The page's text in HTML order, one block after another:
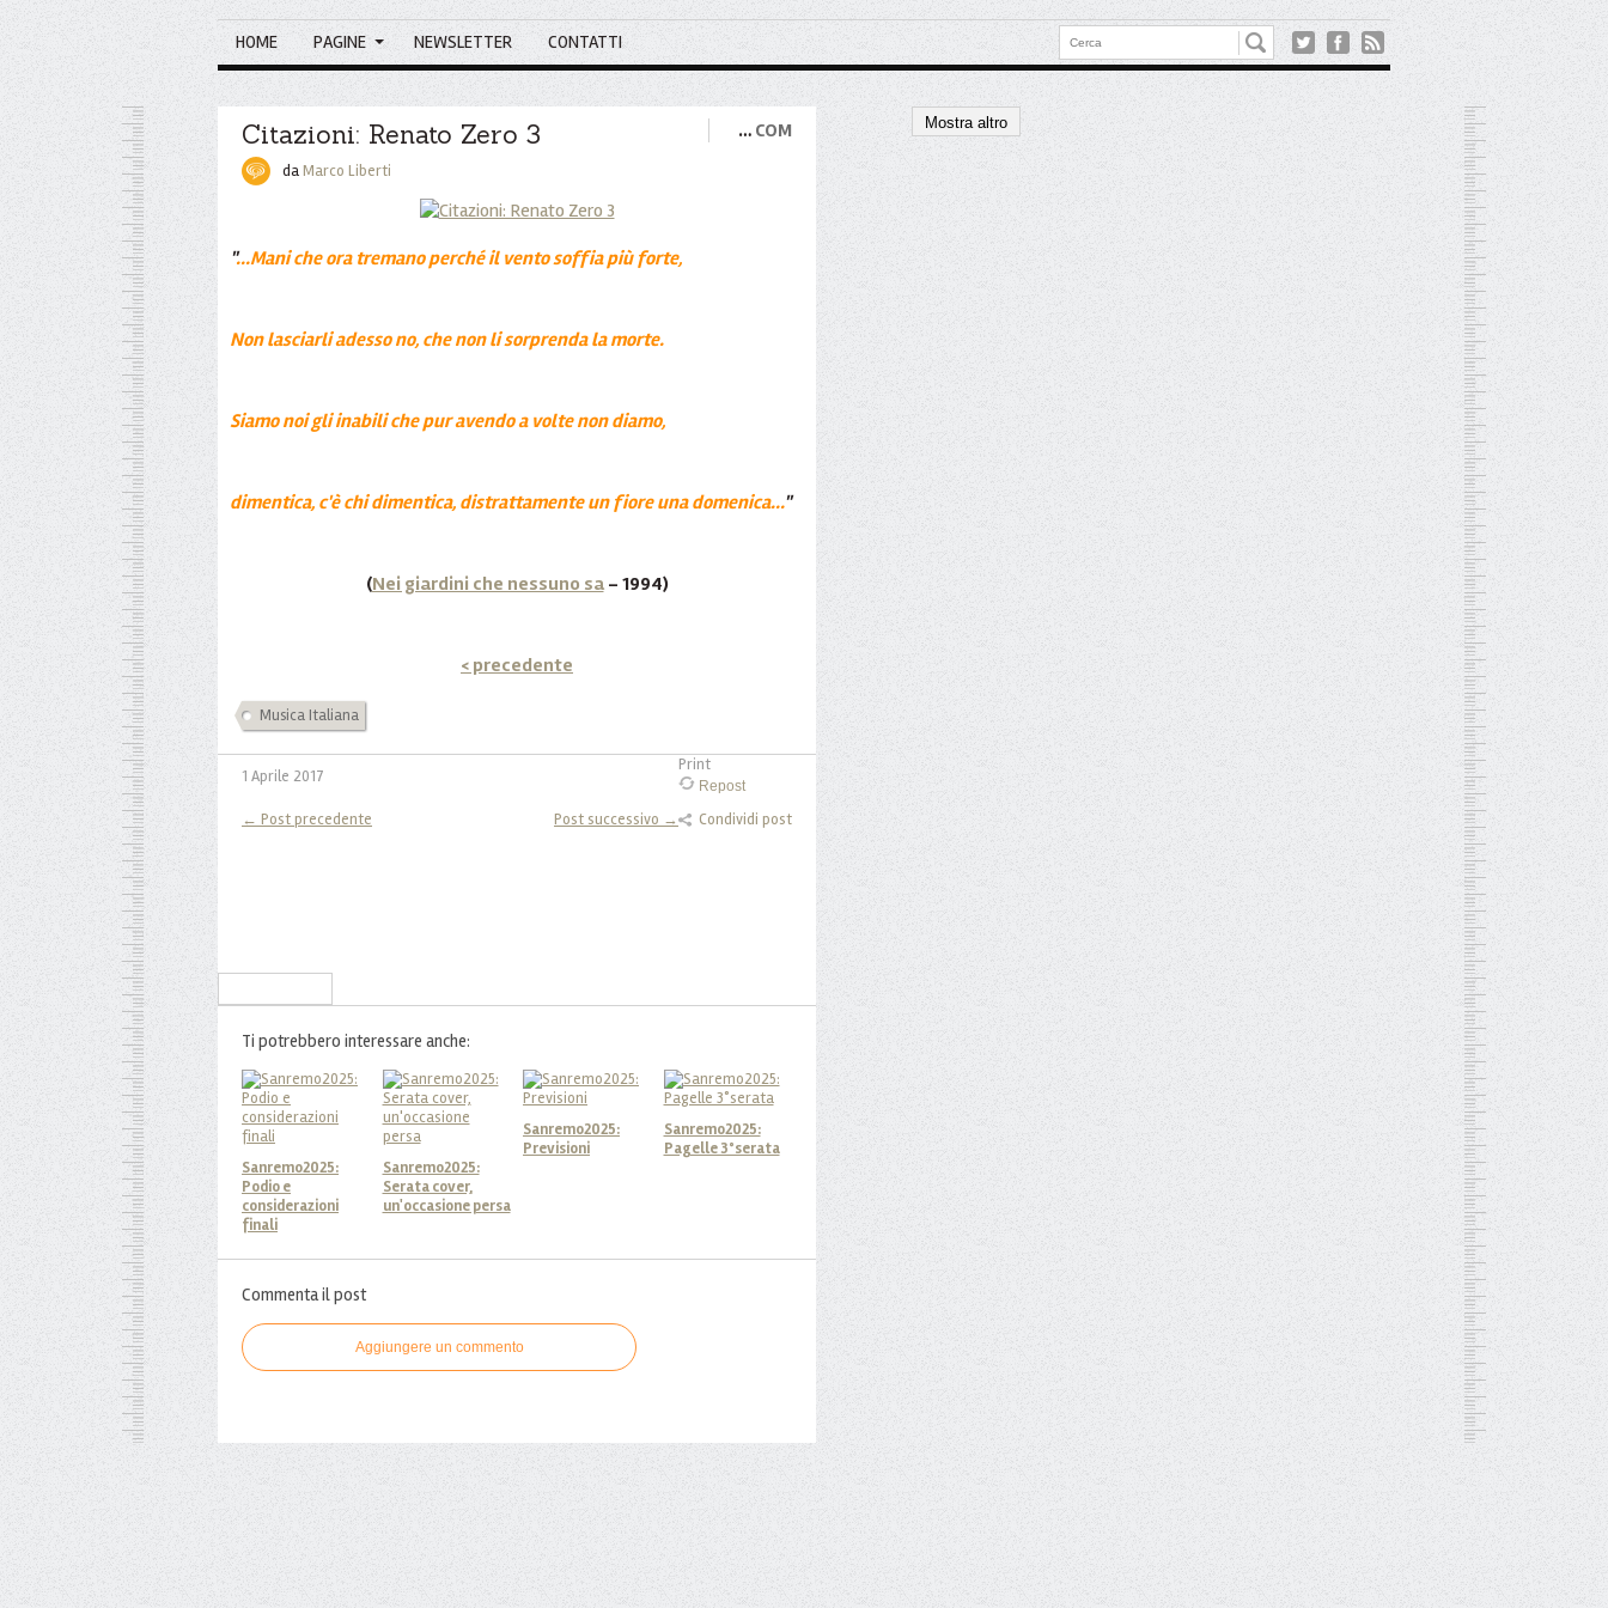
HOME PAGINE NEWSLETTER CONTATTI
Citazioni: Renato Zero 3 … COM
daMarco Liberti
"...Mani che ora tremano perché il vento soffia più forte,
Non lasciarli adesso no, che non li sorprenda la morte.
Siamo noi gli inabili che pur avendo a volte non diamo,
dimentica, c'è chi dimentica, distrattamente un fiore una domenica..."
(Nei giardini che nessuno sa- 1994)
< precedente
Musica Italiana
1 Aprile 2017
Print
Repost
Condividi post
← Post precedente Post successivo →
Ti potrebbero interessare anche:
Sanremo2025:
Podio e
considerazioni
finali
Sanremo2025:
Serata cover,
un'occasione persa
Sanremo2025:
Previsioni
Sanremo2025:
Pagelle 3°serata
Commenta il post
Aggiungere un commento
Mostra altro